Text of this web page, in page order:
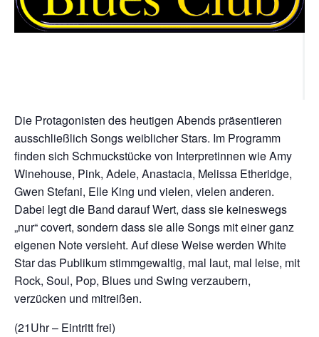
Die Protagonisten des heutigen Abends präsentieren
ausschließlich Songs weiblicher Stars. Im Programm
finden sich Schmuckstücke von Interpretinnen wie Amy
Winehouse, Pink, Adele, Anastacia, Melissa Etheridge,
Gwen Stefani, Elle King und vielen, vielen anderen.
Dabei legt die Band darauf Wert, dass sie keineswegs
„nur“ covert, sondern dass sie alle Songs mit einer ganz
eigenen Note versieht. Auf diese Weise werden White
Star das Publikum stimmgewaltig, mal laut, mal leise, mit
Rock, Soul, Pop, Blues und Swing verzaubern,
verzücken und mitreißen.
(21Uhr – Eintritt frei)